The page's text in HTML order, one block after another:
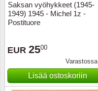
Saksan vyöhykkeet (1945-
1949) 1945 - Michel 1z -
Postituore
EUR 2500
Varastossa
Lisää ostoskoriin